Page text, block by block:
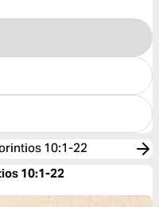
10:1-22
10:1-22